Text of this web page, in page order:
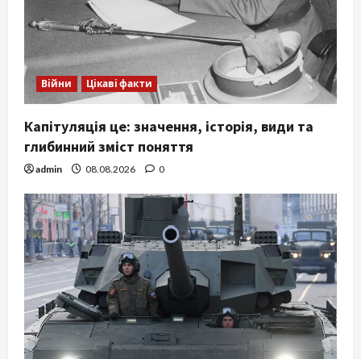
Війни Цікаві факти
Капітуляція це: значення, історія, види та
глибинний зміст поняття
admin 08.08.2026 0